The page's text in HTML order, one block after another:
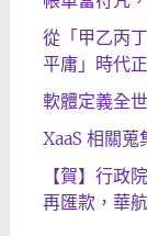
從「甲乙丙
平庸」時代
軟體定義全
XaaS 相關蒐
【賀】行政
再匯款，華